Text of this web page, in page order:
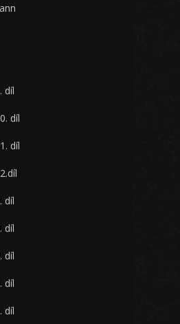
díl
díl
díl
díl
díl
díl
díl
díl